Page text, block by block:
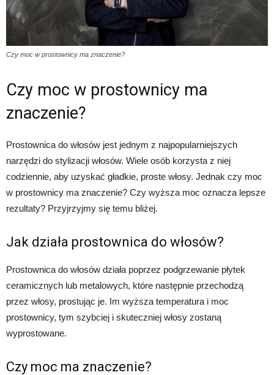
Czy moc w prostownicy ma znaczenie?
Czy moc w prostownicy ma
znaczenie?
Prostownica do włosów jest jednym z najpopularniejszych
narzędzi do stylizacji włosów. Wiele osób korzysta z niej
codziennie, aby uzyskać gładkie, proste włosy. Jednak czy moc
w prostownicy ma znaczenie? Czy wyższa moc oznacza lepsze
rezultaty? Przyjrzyjmy się temu bliżej.
Jak działa prostownica do włosów?
Prostownica do włosów działa poprzez podgrzewanie płytek
ceramicznych lub metalowych, które następnie przechodzą
przez włosy, prostując je. Im wyższa temperatura i moc
prostownicy, tym szybciej i skuteczniej włosy zostaną
wyprostowane.
Czy moc ma znaczenie?